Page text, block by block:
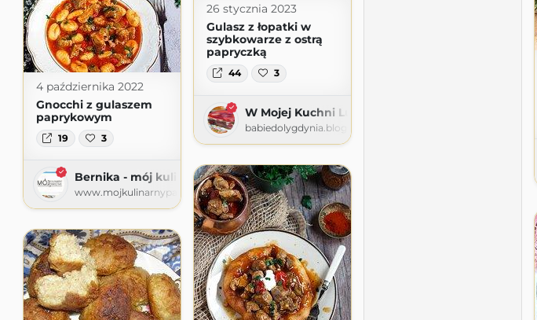
26 stycznia 2023
Gulasz z łopatki w
szybkowarze z ostrą
papryczką
44 3
W Mojej Kuchni Lubię
babiedolygdynia.blogspot.com
4 października 2022
Gnocchi z gulaszem
paprykowym
19 3
Bernika - mój kulinarny pamiętnik
www.mojkulinarnypamietnik.pl